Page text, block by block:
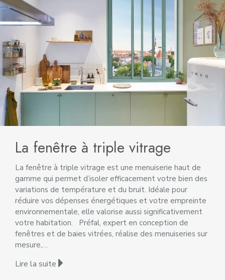
La fenêtre à triple vitrage
La fenêtre à triple vitrage est une menuiserie haut de
gamme qui permet d’isoler efficacement votre bien des
variations de température et du bruit. Idéale pour
réduire vos dépenses énergétiques et votre empreinte
environnementale, elle valorise aussi significativement
votre habitation. Préfal, expert en conception de
fenêtres et de baies vitrées, réalise des menuiseries sur
mesure,…
Lire la suite